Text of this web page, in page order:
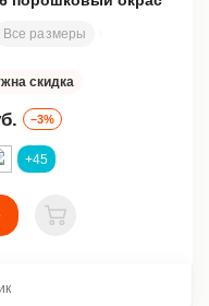
Все размеры
скидка
–3%
+45
В корзину